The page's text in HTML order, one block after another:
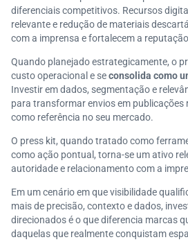
diferenciais competitivos. Recursos
relevante e redução de materiais
com a imprensa e fortalecem a
Quando planejado estrategicamente, o
custo operacional e seconsolida como
Investir em dados, segmentação e
para transformar envios em publicações
como referência no seu mercado.
O press kit, quando tratado como
como ação pontual, torna-se um ativo
autoridade e relacionamento com a
Em um cenário em que visibilidade
mais de precisão, contexto e dados,
direcionados é o que diferencia marcas
daquelas que realmente conquistam